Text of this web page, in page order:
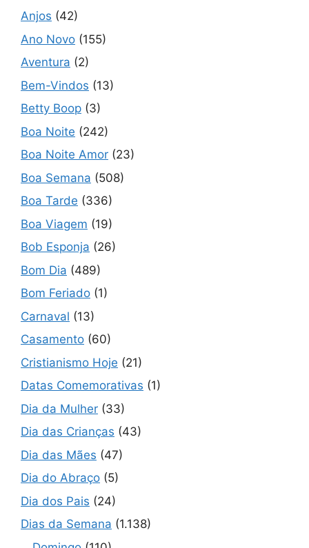
Anjos (42)
Ano Novo (155)
Aventura (2)
Bem-Vindos (13)
Betty Boop (3)
Boa Noite (242)
Boa Noite Amor (23)
Boa Semana (508)
Boa Tarde (336)
Boa Viagem (19)
Bob Esponja (26)
Bom Dia (489)
Bom Feriado (1)
Carnaval (13)
Casamento (60)
Cristianismo Hoje (21)
Datas Comemorativas (1)
Dia da Mulher (33)
Dia das Crianças (43)
Dia das Mães (47)
Dia do Abraço (5)
Dia dos Pais (24)
Dias da Semana (1.138)